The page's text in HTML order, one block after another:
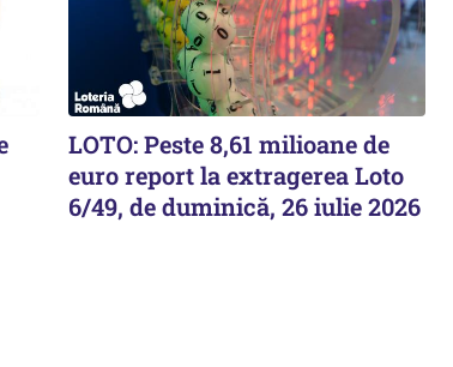
LOTO: Peste 8,61 milioane de
euro report la extragerea Loto
6/49, de duminică, 26 iulie 2026